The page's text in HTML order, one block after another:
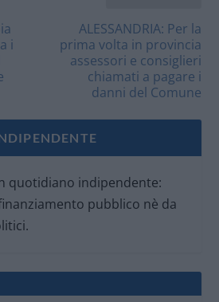
i
ALESSANDRIA: Per la
prima volta in provincia
assessori e consiglieri
chiamati a pagare i
danni del Comune
quotidiano indipendente:
pubblico nè da